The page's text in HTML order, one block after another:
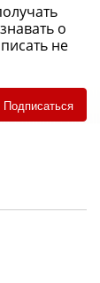
о
не
Подписаться